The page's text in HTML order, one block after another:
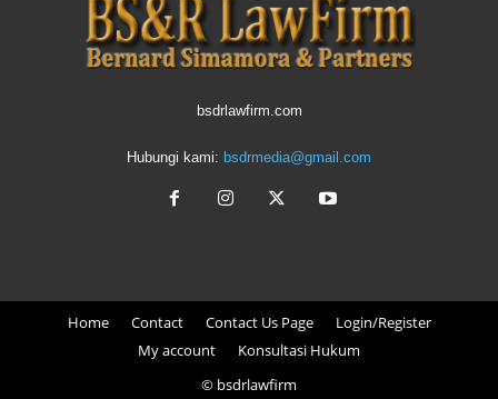
bsdrlawfirm.com
Hubungi kami: bsdrmedia@gmail.com
Home Contact Contact Us Page
Login/Register
My account
Konsultasi Hukum
© bsdrlawfirm